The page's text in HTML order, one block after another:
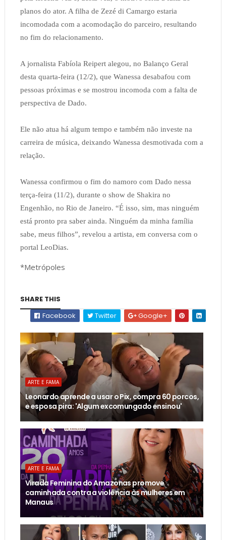
planos do ator. A filha de Zezé di Camargo estaria
incomodada com a acomodação do parceiro, resultando
no fim do relacionamento.
A jornalista Fabíola Reipert alegou, no Balanço Geral
desta quarta-feira (12/2), que Wanessa desabafou com
pessoas próximas e se mostrou incomoda com a falta de
perspectiva de Dado.
Ele não atua há algum tempo e também não investe na
carreira de música, deixando Wanessa desmotivada com a
relação.
Wanessa confirmou o fim do namoro com Dado nessa
terça-feira (11/2), durante o show de Shakira no
Engenhão, no Rio de Janeiro. “É isso, sim, mas ninguém
está pronto pra saber ainda. Ninguém da minha família
sabe, meus filhos”, revelou a artista, em conversa com o
portal LeoDias.
*Metrópoles
SHARE THIS
Facebook
Twitter Google+
ARTE E FAMA
Leonardo aprende a usar o Pix, compra 60 porcos,
e esposa pira: 'Algum excomungado ensinou'
ARTE E FAMA
Virada Feminina do Amazonas promove
caminhada contra a violência às mulheres em
Manaus